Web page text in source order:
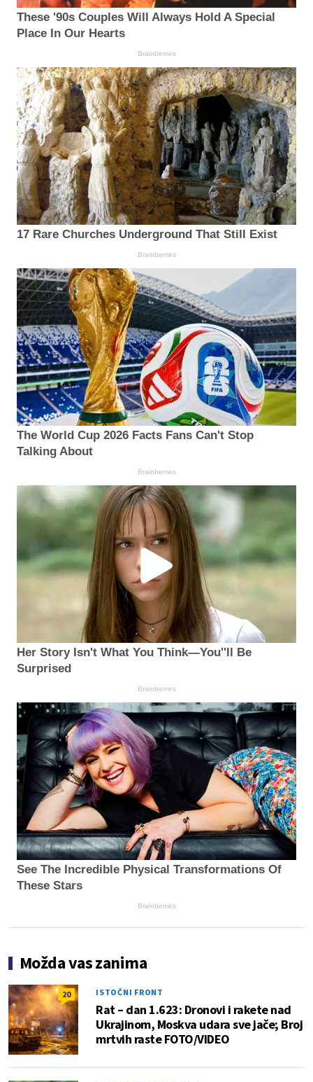
These '90s Couples Will Always Hold A Special
Place In Our Hearts
Brainberries
17 Rare Churches Underground That Still Exist
Brainberries
The World Cup 2026 Facts Fans Can't Stop
Talking About
Brainberries
Her Story Isn't What You Think—You''ll Be
Surprised
Brainberries
See The Incredible Physical Transformations Of
These Stars
Brainberries
Možda vas zanima
20 ISTOČNI FRONT
Rat – dan 1.623: Dronovi i rakete nad
Ukrajinom, Moskva udara sve jače; Broj
mrtvih raste FOTO/VIDEO